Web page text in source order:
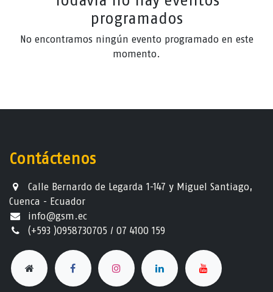
programados
No encontramos ningún evento programado en este
momento.
Contáctenos
Calle Bernardo de Legarda 1-147 y Miguel Santiago,
Cuenca - Ecuador
info@gsm.ec​
(+593 )0958730705 / 07 4100 159